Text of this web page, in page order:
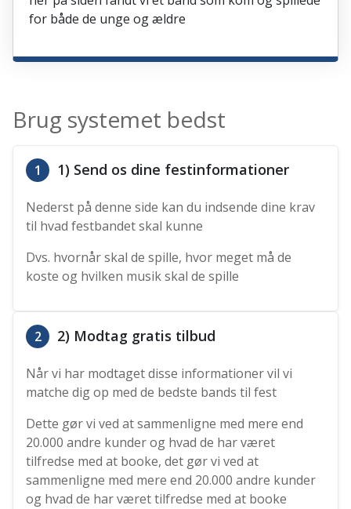
for både de unge og ældre
Brug systemet bedst
1 1) Send os dine festinformationer
Nederst på denne side kan du indsende dine krav
til hvad festbandet skal kunne
Dvs. hvornår skal de spille, hvor meget må de
koste og hvilken musik skal de spille
2 2) Modtag gratis tilbud
Når vi har modtaget disse informationer vil vi
matche dig op med de bedste bands til fest
Dette gør vi ved at sammenligne med mere end
20.000 andre kunder og hvad de har været
tilfredse med at booke, det gør vi ved at
sammenligne med mere end 20.000 andre kunder
og hvad de har været tilfredse med at booke